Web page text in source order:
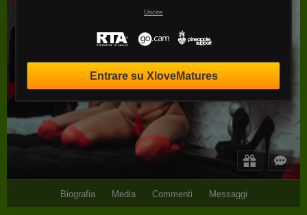
Biografia Media Commenti Messaggi
Uscire
Entrare su XloveMatures